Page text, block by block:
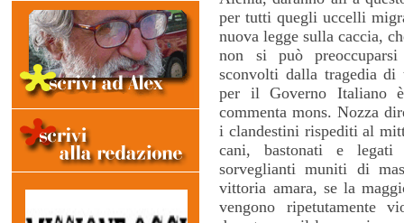
per tutti quegli uccelli
nuova legge sulla caccia,
non si può
sconvolti dalla tragedia di
per il Governo Italiano
commenta mons. Nozza
i clandestini rispediti al
cani, bastonati e
sorveglianti muniti di
vittoria amara, se la
vengono ripetutamente